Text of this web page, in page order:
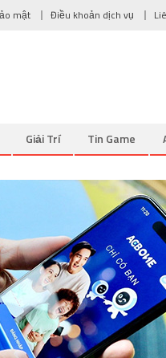
mật Điều khoản dịch vụ
Giải Trí Tin Game